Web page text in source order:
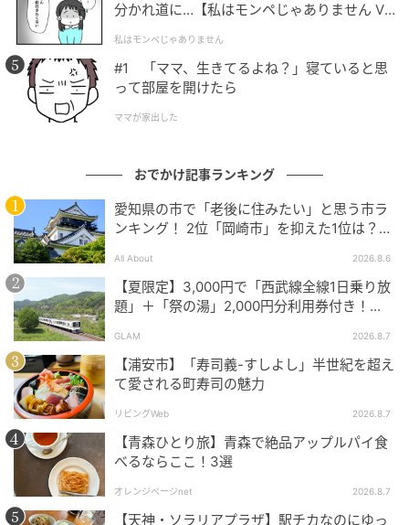
[caption id="attachment_1654122"
align="aligncenter" width="600"]
ストレートプレス
サウナ体験を引き立てる専用水風呂[/caption] [caption
id="attachment_1654129" align="aligncenter"
width="300"]
分かれ道に…【私はモンペじゃありません Vo
私はモンペじゃありません
#1 「ママ、生きてるよね？」寝ていると思
って部屋を開けたら
ママが家出した
おでかけ記事ランキング
愛知県の市で「老後に住みたい」と思う市ラ
ンキング！ 2位「岡崎市」を抑えた1位は？
All About 2026.8.6
【夏限定】3,000円で「西武線全線1日乗り放
題」＋「祭の湯」2,000円分利用券付き！
光
GLAM 2026.8.7
【浦安市】「寿司義-すしよし」半世紀を超え
て愛される町寿司の魅力
リビングWeb 2026.8.7
【青森ひとり旅】青森で絶品アップルパイ食
べるならここ！3選
オレンジページnet 2026.8.7
【天神・ソラリアプラザ】駅チカなのにゆっ